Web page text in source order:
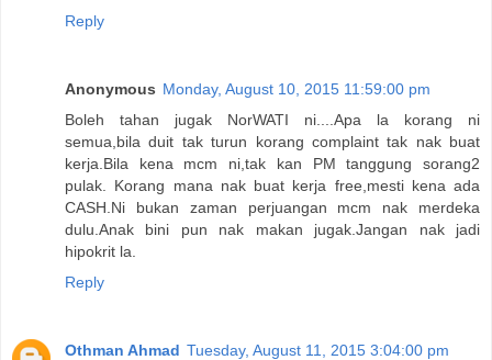
Reply
Anonymous Monday, August 10, 2015 11:59:00 pm
Boleh tahan jugak NorWATI ni....Apa la korang ni
semua,bila duit tak turun korang complaint tak nak buat
kerja.Bila kena mcm ni,tak kan PM tanggung sorang2
pulak. Korang mana nak buat kerja free,mesti kena ada
CASH.Ni bukan zaman perjuangan mcm nak merdeka
dulu.Anak bini pun nak makan jugak.Jangan nak jadi
hipokrit la.
Reply
Othman Ahmad Tuesday, August 11, 2015 3:04:00 pm